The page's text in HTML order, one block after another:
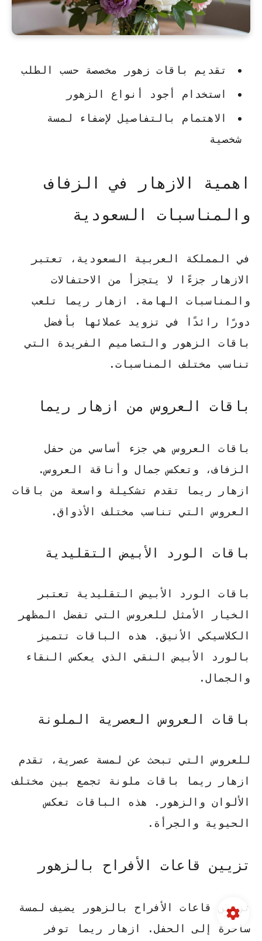
تقديم باقات زهور مخصصة حسب الطلب
استخدام أجود أنواع الزهور
الاهتمام بالتفاصيل لإضفاء لمسة
شخصية
اهمية الازهار في الزفاف
والمناسبات السعودية
في المملكة العربية السعودية، تعتبر
الازهار جزءًا لا يتجزأ من الاحتفالات
والمناسبات الهامة. ازهار ريما تلعب
دورًا رائدًا في تزويد عملائها بأفضل
باقات الزهور والتصاميم الفريدة التي
تناسب مختلف المناسبات.
باقات العروس من ازهار ريما
باقات العروس هي جزء أساسي من حفل
الزفاف، وتعكس جمال وأناقة العروس.
ازهار ريما تقدم تشكيلة واسعة من باقات
العروس التي تناسب مختلف الأذواق.
باقات الورد الأبيض التقليدية
باقات الورد الأبيض التقليدية تعتبر
الخيار الأمثل للعروس التي تفضل المظهر
الكلاسيكي الأنيق. هذه الباقات تتميز
بالورد الأبيض النقي الذي يعكس النقاء
والجمال.
باقات العروس العصرية الملونة
للعروس التي تبحث عن لمسة عصرية، تقدم
ازهار ريما باقات ملونة تجمع بين مختلف
الألوان والزهور. هذه الباقات تعكس
الحيوية والجرأة.
تزيين قاعات الأفراح بالزهور
تزيين قاعات الأفراح بالزهور يضيف لمسة
ساحرة إلى الحفل. ازهار ريما توفر